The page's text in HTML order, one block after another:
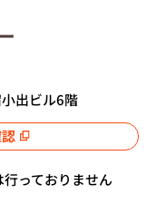
出ビル6階
っておりません